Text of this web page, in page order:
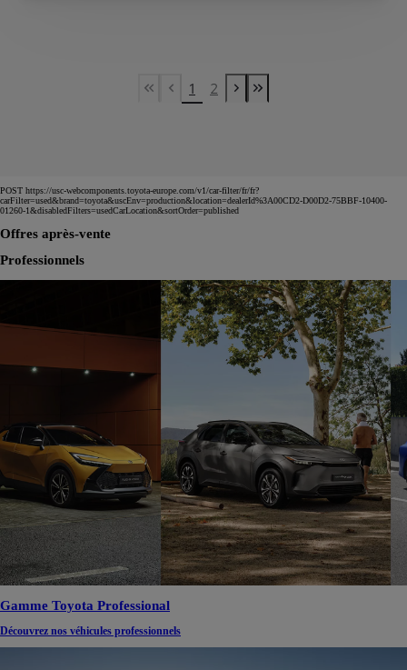
First Page
Previous page
1 2
Next page
Last Page
POST https://usc-webcomponents.toyota-europe.com/v1/car-filter/fr/fr?
carFilter=used&brand=toyota&uscEnv=production&location=dealerId%3A00CD2-D00D2-75BBF-10400-
01260-1&disabledFilters=usedCarLocation&sortOrder=published
Offres après-vente
Professionnels
Gamme Toyota Professional
Découvrez nos véhicules professionnels